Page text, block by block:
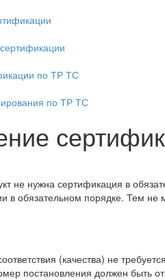
по ТР ТС
по ТР ТС
не нужна сертификация в
в обязательном порядке. Тем не
(качества) не
постановления должен быть